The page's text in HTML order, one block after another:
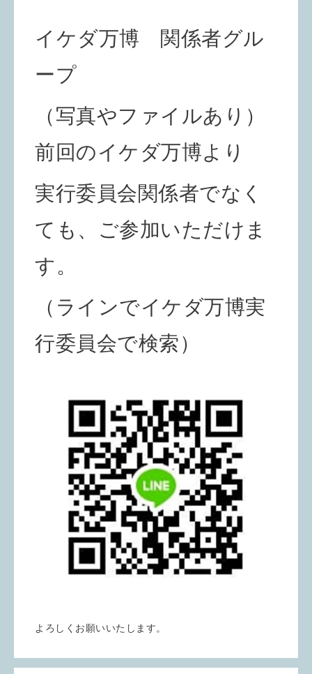
イケダ万博 関係者グル
ープ
（写真やファイルあり）
前回のイケダ万博より
実行委員会関係者でなく
ても、ご参加いただけま
す。
（ラインでイケダ万博実
行委員会で検索）
よろしくお願いいたします。